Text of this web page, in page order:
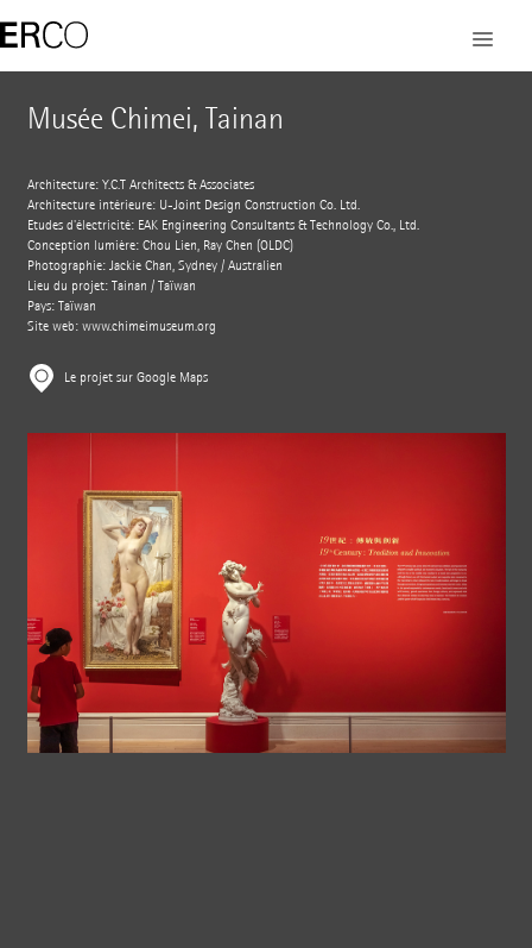
Musée Chimei, Tainan
Architecture: Y.C.T Architects & Associates
Architecture intérieure: U-Joint Design Construction Co. Ltd.
Etudes d'électricité: EAK Engineering Consultants & Technology Co., Ltd.
Conception lumière: Chou Lien, Ray Chen (OLDC)
Photographie: Jackie Chan, Sydney / Australien
Lieu du projet: Tainan / Taïwan
Pays: Taïwan
Site web: www.chimeimuseum.org
Le projet sur Google Maps